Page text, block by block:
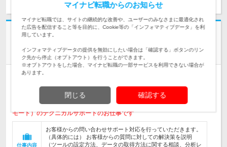
社名非公開
ス◎／研修充実・サポート体制あり●★
人材紹介
情報更新日：2025/06/18 終了予定日：2026/08/25 求人管理No. 21918
転勤なし／年間休日125日以上／土日祝休み／経験者募集／年収400万
円以上／正社員／リモート・フレックスタイム制度あり 全国（フルリ
モート）のテクニカルサポートのお仕事です
仕事内容
お客様からの問い合わせサポート対応を行っていただきます。
（具体的には） お客様からの質問に対しての解決策を説明
（ツールの設定方法、データの取得方法に関する相談、分析レ
マイナビ転職からのお知らせ
マイナビ転職では、サイトの継続的な改善や、ユーザーのみなさまに最適化され
た広告を配信すること等を目的に、Cookie等の「インフォマティブデータ」を利
用しています。
インフォマティブデータの提供を無効にしたい場合は「確認する」ボタンのリン
ク先から停止（オプトアウト）を行うことができます。
※オプトアウトをした場合、マイナビ転職の一部サービスを利用できない場合が
あります。
閉じる 確認する